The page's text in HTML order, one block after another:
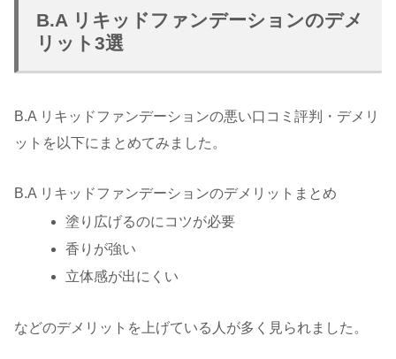
B.A リキッドファンデーションのデメ
リット3選
B.A リキッドファンデーションの悪い口コミ評判・デメリ
ットを以下にまとめてみました。
B.A リキッドファンデーションのデメリットまとめ
塗り広げるのにコツが必要
香りが強い
立体感が出にくい
などのデメリットを上げている人が多く見られました。